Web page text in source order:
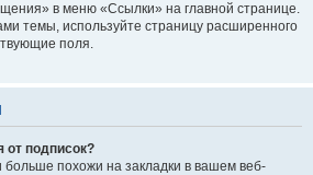
в меню «Ссылки» на главной странице.
темы, используйте страницу расширенного
поля.
от подписок?
больше похожи на закладки в вашем веб-